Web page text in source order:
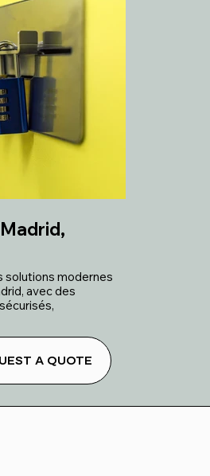
modernes
avec des
s’adaptant aux
et des entreprises.
A QUOTE